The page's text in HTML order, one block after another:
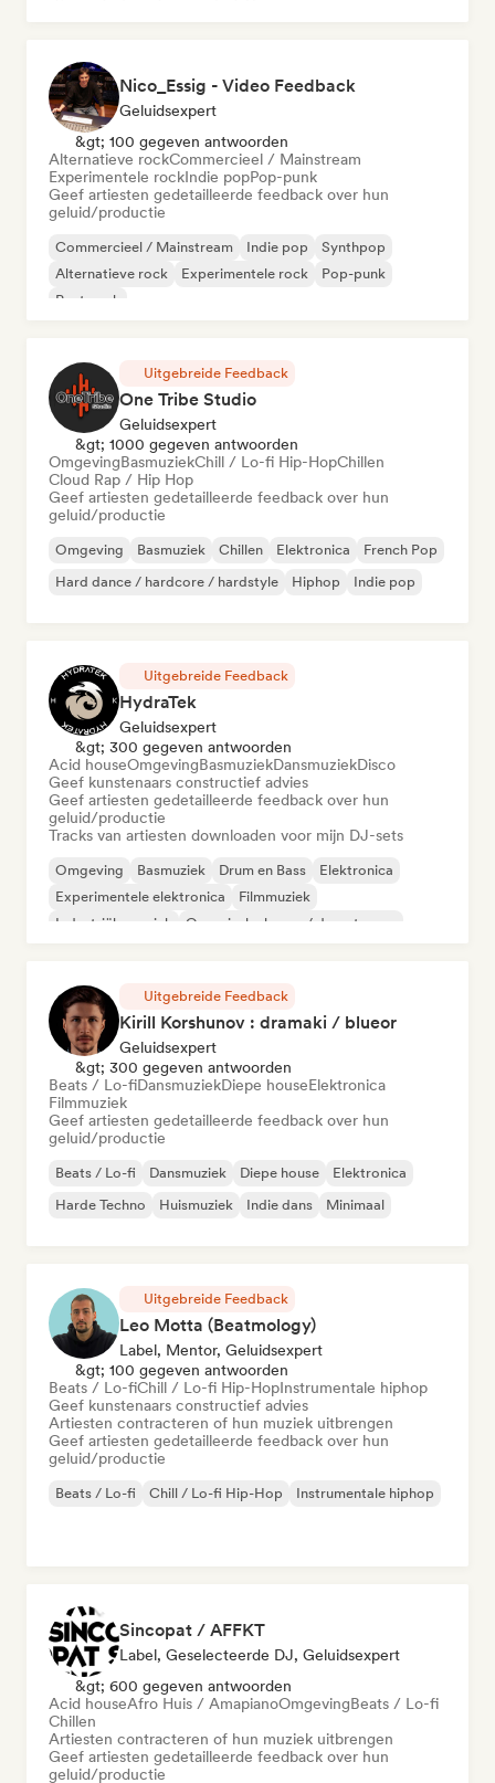
Nico_Essig - Video Feedback
Geluidsexpert
&gt; 100 gegeven antwoorden
Alternatieve rockCommercieel / Mainstream
Experimentele rockIndie popPop-punk
Geef artiesten gedetailleerde feedback over hun
geluid/productie
Commercieel / Mainstream Indie pop
Synthpop
Alternatieve rock
Experimentele rock
Pop-punk
Post punk
Uitgebreide Feedback
One Tribe Studio
Geluidsexpert
&gt; 1000 gegeven antwoorden
OmgevingBasmuziekChill / Lo-fi Hip-HopChillen
Cloud Rap / Hip Hop
Geef artiesten gedetailleerde feedback over hun
geluid/productie
Omgeving Basmuziek Chillen Elektronica
French Pop
Hard dance / hardcore / hardstyle
Hiphop Indie pop
Uitgebreide Feedback
HydraTek
Geluidsexpert
&gt; 300 gegeven antwoorden
Acid houseOmgevingBasmuziekDansmuziekDisco
Geef kunstenaars constructief advies
Geef artiesten gedetailleerde feedback over hun
geluid/productie
Tracks van artiesten downloaden voor mijn DJ-sets
Omgeving Basmuziek Drum en Bass
Elektronica
Experimentele elektronica
Filmmuziek
Industriële muziek
Organische house / downtempo
Uitgebreide Feedback
Kirill Korshunov : dramaki / blueor
Geluidsexpert
&gt; 300 gegeven antwoorden
Beats / Lo-fiDansmuziekDiepe houseElektronica
Filmmuziek
Geef artiesten gedetailleerde feedback over hun
geluid/productie
Beats / Lo-fi Dansmuziek Diepe house
Elektronica
Harde Techno
Huismuziek Indie dans Minimaal
Uitgebreide Feedback
Leo Motta (Beatmology)
Label, Mentor, Geluidsexpert
&gt; 100 gegeven antwoorden
Beats / Lo-fiChill / Lo-fi Hip-HopInstrumentale hiphop
Geef kunstenaars constructief advies
Artiesten contracteren of hun muziek uitbrengen
Geef artiesten gedetailleerde feedback over hun
geluid/productie
Beats / Lo-fi Chill / Lo-fi Hip-Hop Instrumentale hiphop
Sincopat / AFFKT
Label, Geselecteerde DJ, Geluidsexpert
&gt; 600 gegeven antwoorden
Acid houseAfro Huis / AmapianoOmgevingBeats / Lo-fi
Chillen
Artiesten contracteren of hun muziek uitbrengen
Geef artiesten gedetailleerde feedback over hun
geluid/productie